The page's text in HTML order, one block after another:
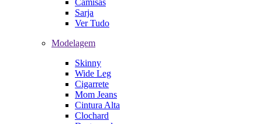
Camisas
Sarja
Ver Tudo
Modelagem
Skinny
Wide Leg
Cigarrete
Mom Jeans
Cintura Alta
Clochard